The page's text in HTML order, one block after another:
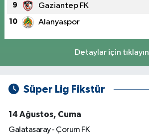
9 Gaziantep FK
10 Alanyaspor
Detaylar için tıklayın
Süper Lig Fikstür
14 Ağustos, Cuma
Galatasaray - Çorum FK